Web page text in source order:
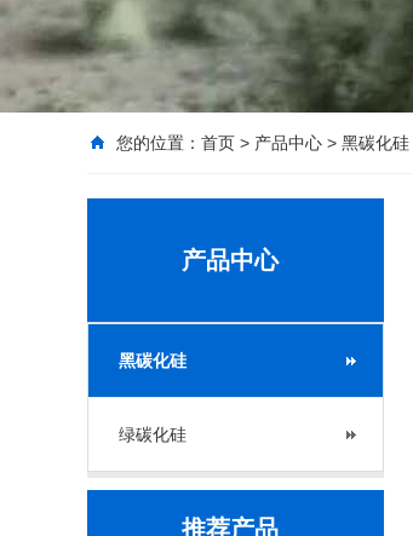
您的位置： 首页 > 产品中心 > 黑碳化硅
产品中心
黑碳化硅
绿碳化硅
推荐产品